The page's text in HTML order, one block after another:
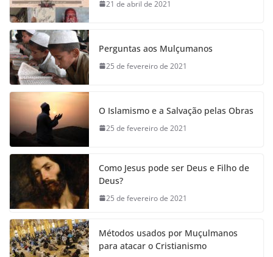
21 de abril de 2021
Perguntas aos Mulçumanos
25 de fevereiro de 2021
O Islamismo e a Salvação pelas Obras
25 de fevereiro de 2021
Como Jesus pode ser Deus e Filho de
Deus?
25 de fevereiro de 2021
Métodos usados por Muçulmanos
para atacar o Cristianismo